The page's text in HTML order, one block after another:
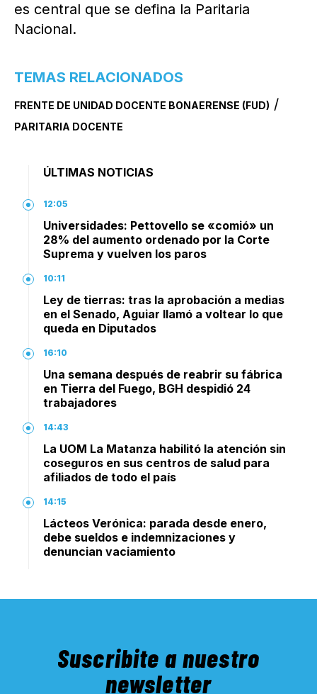
es central que se defina la Paritaria
Nacional.
TEMAS RELACIONADOS
FRENTE DE UNIDAD DOCENTE BONAERENSE (FUD) /
PARITARIA DOCENTE
ÚLTIMAS NOTICIAS
12:05
Universidades: Pettovello se «comió» un
28% del aumento ordenado por la Corte
Suprema y vuelven los paros
10:11
Ley de tierras: tras la aprobación a medias
en el Senado, Aguiar llamó a voltear lo que
queda en Diputados
16:10
Una semana después de reabrir su fábrica
en Tierra del Fuego, BGH despidió 24
trabajadores
14:43
La UOM La Matanza habilitó la atención sin
coseguros en sus centros de salud para
afiliados de todo el país
14:15
Lácteos Verónica: parada desde enero,
debe sueldos e indemnizaciones y
denuncian vaciamiento
Suscribite a nuestro
newsletter